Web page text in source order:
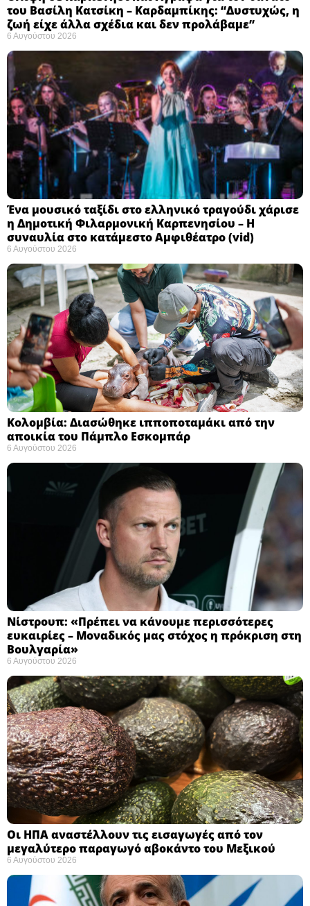
του Βασίλη Κατσίκη – Καρδαμπίκης: “Δυστυχώς, η
ζωή είχε άλλα σχέδια και δεν προλάβαμε”
6 Αυγούστου 2026
Ένα μουσικό ταξίδι στο ελληνικό τραγούδι χάρισε
η Δημοτική Φιλαρμονική Καρπενησίου – Η
συναυλία στο κατάμεστο Αμφιθέατρο (vid)
6 Αυγούστου 2026
Κολομβία: Διασώθηκε ιπποποταμάκι από την
αποικία του Πάμπλο Εσκομπάρ ​
6 Αυγούστου 2026
Νίστρουπ: «Πρέπει να κάνουμε περισσότερες
ευκαιρίες – Μοναδικός μας στόχος η πρόκριση στη
Βουλγαρία» ​
6 Αυγούστου 2026
Οι ΗΠΑ αναστέλλουν τις εισαγωγές από τον
μεγαλύτερο παραγωγό αβοκάντο του Μεξικού ​
6 Αυγούστου 2026